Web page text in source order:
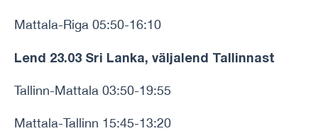
Mattala-Riga 05:50-16:10
Lend 23.03 Sri Lanka, väljalend Tallinnast
Tallinn-Mattala 03:50-19:55
Mattala-Tallinn 15:45-13:20